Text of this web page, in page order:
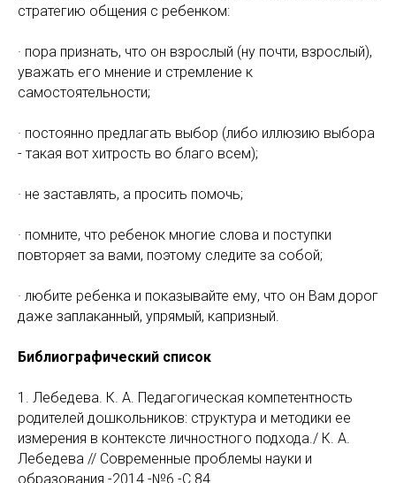
стратегию общения с ребенком:
· пора признать, что он взрослый (ну почти, взрослый),
уважать его мнение и стремление к
самостоятельности;
· постоянно предлагать выбор (либо иллюзию выбора
- такая вот хитрость во благо всем);
· не заставлять, а просить помочь;
· помните, что ребенок многие слова и поступки
повторяет за вами, поэтому следите за собой;
· любите ребенка и показывайте ему, что он Вам дорог
даже заплаканный, упрямый, капризный.
Библиографический список
1. Лебедева. К. А. Педагогическая компетентность
родителей дошкольников: структура и методики ее
измерения в контексте личностного подхода./ К. А.
Лебедева // Современные проблемы науки и
образования.-2014.-№6.-С.84.